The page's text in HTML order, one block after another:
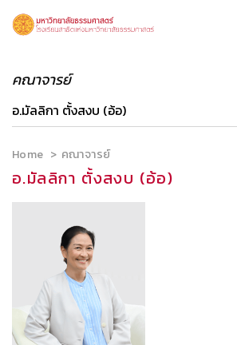
คณาจารย์
อ.มัลลิกา ตั้งสงบ (อ้อ)
Home คณาจารย์
อ.มัลลิกา ตั้งสงบ (อ้อ)